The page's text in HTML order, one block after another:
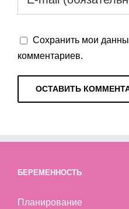
Сохранить мои
комментариев.
БЕРЕМЕННОСТЬ
Планирование